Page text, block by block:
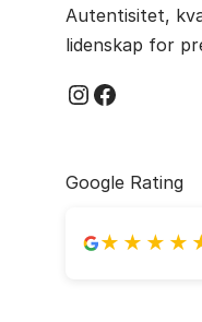
Autentisitet,
lidenskap for
Instagram
Facebook
Google Rating